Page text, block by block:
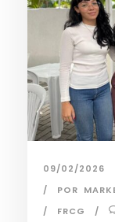
09/02/2026
POR
FRCG